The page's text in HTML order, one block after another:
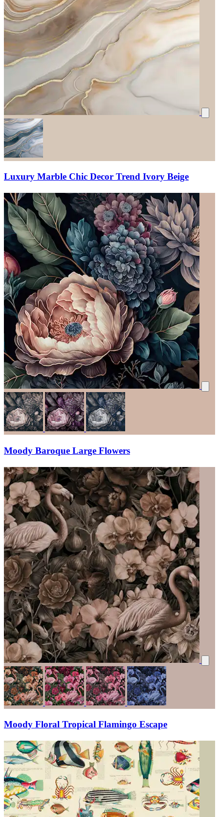
Luxury Marble Chic Decor Trend Ivory Beige
Moody Baroque Large Flowers
Moody Floral Tropical Flamingo Escape